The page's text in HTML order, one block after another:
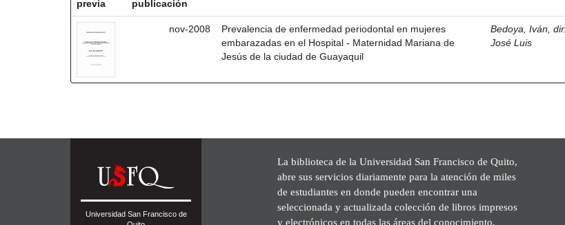
previa
publicación
nov-2008
Prevalencia de enfermedad periodontal en mujeres
embarazadas en el Hospital - Maternidad Mariana de
Jesús de la ciudad de Guayaquil
Bedoya, Iván, dir.
José Luis
Universidad San Francisco de
La biblioteca de la Universidad San Francisco de Quito,
abre sus servicios diariamente para la atención de miles
de estudiantes en donde pueden encontrar una
seleccionada y actualizada colección de libros impresos
y electrónicos en todas las áreas del conocimiento,